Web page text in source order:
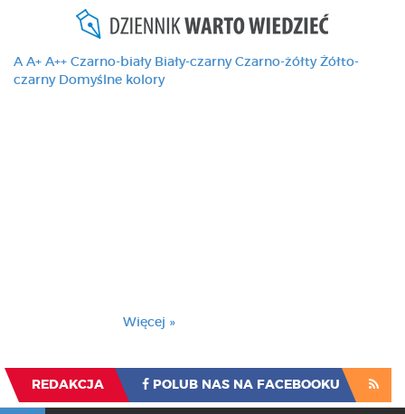
A A+ A++ Czarno-biały Biały-czarny Czarno-żółty Żółto-
czarny Domyślne kolory
Więcej »
REDAKCJA POLUB NAS NA FACEBOOKU